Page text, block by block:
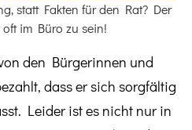
statt Fakten für den Rat? Der
im Büro zu sein!
den Bürgerinnen und
dass er sich sorgfältig
Leider ist es nicht nur in